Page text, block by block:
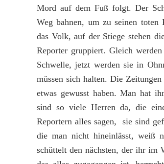
Mord auf dem Fuß folgt. Der
Weg bahnen, um zu seinen
das Volk, auf der Stiege stehen
Reporter gruppiert. Gleich
Schwelle, jetzt werden sie in
müssen sich halten. Die
etwas gewusst haben. Man hat
sind so viele Herren da, die
Reportern alles sagen, sie sind
die man nicht hineinlässt, weiß
schüttelt den nächsten, der ihr im